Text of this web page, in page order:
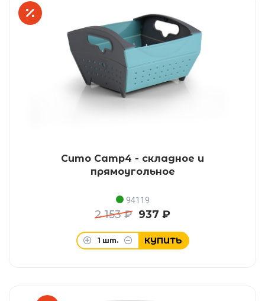
Сито Camp4 - складное и
прямоугольное
94119
2 153 ₽ 937 ₽
1 шт. КУПИТЬ